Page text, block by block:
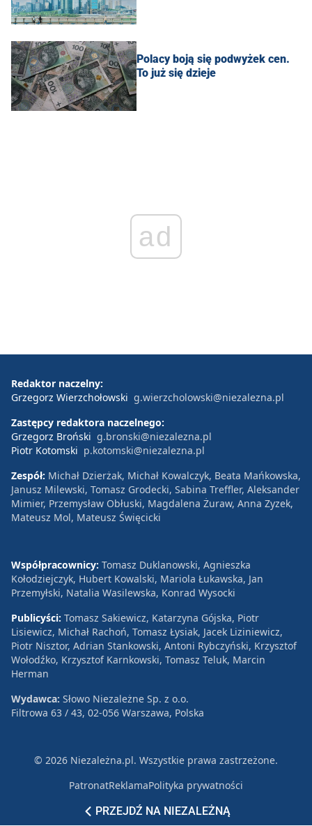
Polacy boją się podwyżek cen.
To już się dzieje
ad
PRZEJDŹ NA NIEZALEŻNĄ
Redaktor naczelny:
Grzegorz Wierzchołowski g.wierzcholowski@niezalezna.pl
Zastępcy redaktora naczelnego:
Grzegorz Broński g.bronski@niezalezna.pl
Piotr Kotomski p.kotomski@niezalezna.pl
Zespół: Michał Dzierżak, Michał Kowalczyk, Beata Mańkowska,
Janusz Milewski, Tomasz Grodecki, Sabina Treffler, Aleksander
Mimier, Przemysław Obłuski, Magdalena Żuraw, Anna Zyzek,
Mateusz Mol, Mateusz Święcicki
Współpracownicy: Tomasz Duklanowski, Agnieszka
Kołodziejczyk, Hubert Kowalski, Mariola Łukawska, Jan
Przemyłski, Natalia Wasilewska, Konrad Wysocki
Publicyści: Tomasz Sakiewicz, Katarzyna Gójska, Piotr
Lisiewicz, Michał Rachoń, Tomasz Łysiak, Jacek Liziniewicz,
Piotr Nisztor, Adrian Stankowski, Antoni Rybczyński, Krzysztof
Wołodźko, Krzysztof Karnkowski, Tomasz Teluk, Marcin
Herman
Wydawca: Słowo Niezależne Sp. z o.o.
Filtrowa 63 / 43, 02-056 Warszawa, Polska
© 2026 Niezależna.pl. Wszystkie prawa zastrzeżone.
PatronatReklamaPolityka prywatności